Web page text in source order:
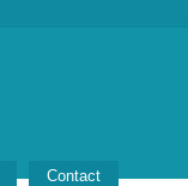
Contact